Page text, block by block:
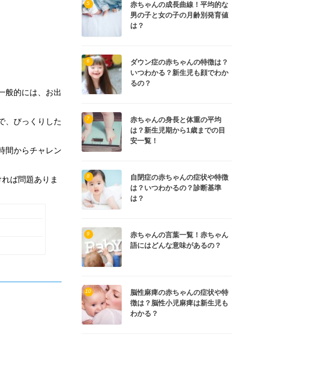
般的には、お出
、びっくりした
間からチャレン
ば問題ありま
5
赤ちゃんの成長曲線！平均的な
男の子と女の子の月齢別発育値
は？
6
ダウン症の赤ちゃんの特徴は？
いつわかる？新生児も顔でわか
るの？
7
赤ちゃんの身長と体重の平均
は？新生児期から1歳までの目
安一覧！
8
自閉症の赤ちゃんの症状や特徴
は？いつわかるの？診断基準
は？
9
赤ちゃんの言葉一覧！赤ちゃん
語にはどんな意味があるの？
10
脳性麻痺の赤ちゃんの症状や特
徴は？脳性小児麻痺は新生児も
わかる？